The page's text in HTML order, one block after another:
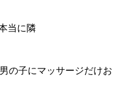
当に隣
の子にマッサージだけお